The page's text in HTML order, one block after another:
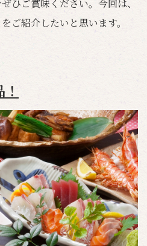
ひご賞味ください。今回は、
ご紹介したいと思います。